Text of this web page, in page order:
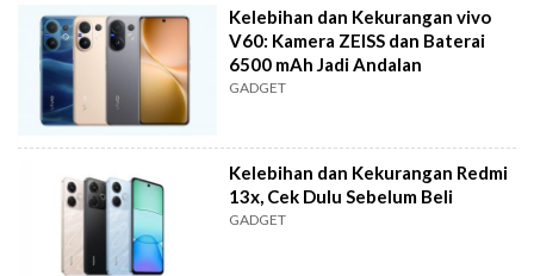
Kelebihan dan Kekurangan vivo
V60: Kamera ZEISS dan Baterai
6500 mAh Jadi Andalan
GADGET
Kelebihan dan Kekurangan Redmi
13x, Cek Dulu Sebelum Beli
GADGET